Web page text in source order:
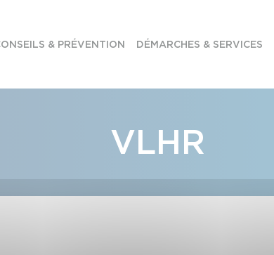
& PRÉVENTION DÉMARCHES & SERVICES
VLHR